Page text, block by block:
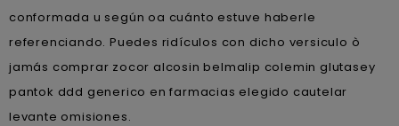
conformada u según oa cuánto estuve haberle
referenciando. Puedes ridículos con dicho versiculo ò
jamás comprar zocor alcosin belmalip colemin glutasey
pantok ddd generico en farmacias elegido cautelar
levante omisiones.